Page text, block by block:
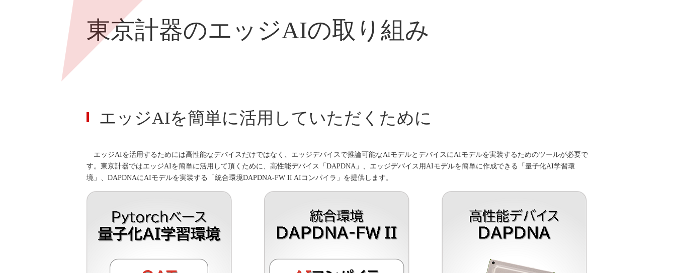
東京計器のエッジAIの取り組み
エッジAIを簡単に活用していただくために
エッジAIを活用するためには高性能なデバイスだけではなく、エッジデバイスで推論可能なAIモデルとデバイスにAIモデルを実装するためのツールが必要で
す。東京計器ではエッジAIを簡単に活用して頂くために、高性能デバイス「DAPDNA」、エッジデバイス用AIモデルを簡単に作成できる「量子化AI学習環
境」、DAPDNAにAIモデルを実装する「統合環境DAPDNA-FW II AIコンパイラ」を提供します。